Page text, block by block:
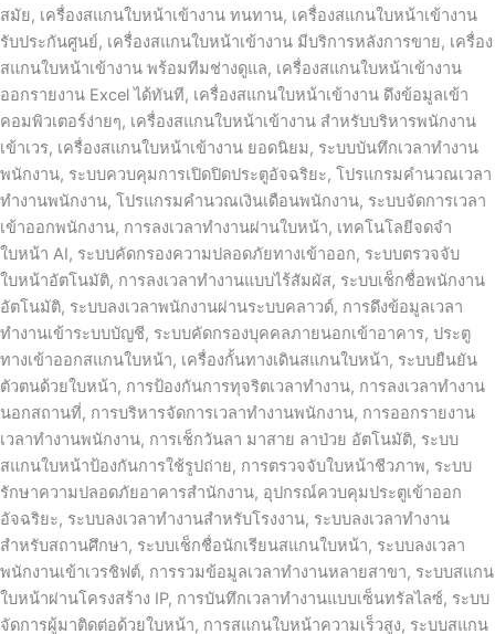
สมัย, เครื่องสแกนใบหน้าเข้างาน ทนทาน, เครื่องสแกนใบหน้าเข้างาน
รับประกันศูนย์, เครื่องสแกนใบหน้าเข้างาน มีบริการหลังการขาย, เครื่อง
สแกนใบหน้าเข้างาน พร้อมทีมช่างดูแล, เครื่องสแกนใบหน้าเข้างาน
ออกรายงาน Excel ได้ทันที, เครื่องสแกนใบหน้าเข้างาน ดึงข้อมูลเข้า
คอมพิวเตอร์ง่ายๆ, เครื่องสแกนใบหน้าเข้างาน สำหรับบริหารพนักงาน
เข้าเวร, เครื่องสแกนใบหน้าเข้างาน ยอดนิยม, ระบบบันทึกเวลาทำงาน
พนักงาน, ระบบควบคุมการเปิดปิดประตูอัจฉริยะ, โปรแกรมคำนวณเวลา
ทำงานพนักงาน, โปรแกรมคำนวณเงินเดือนพนักงาน, ระบบจัดการเวลา
เข้าออกพนักงาน, การลงเวลาทำงานผ่านใบหน้า, เทคโนโลยีจดจำ
ใบหน้า AI, ระบบคัดกรองความปลอดภัยทางเข้าออก, ระบบตรวจจับ
ใบหน้าอัตโนมัติ, การลงเวลาทำงานแบบไร้สัมผัส, ระบบเช็กชื่อพนักงาน
อัตโนมัติ, ระบบลงเวลาพนักงานผ่านระบบคลาวด์, การดึงข้อมูลเวลา
ทำงานเข้าระบบบัญชี, ระบบคัดกรองบุคคลภายนอกเข้าอาคาร, ประตู
ทางเข้าออกสแกนใบหน้า, เครื่องกั้นทางเดินสแกนใบหน้า, ระบบยืนยัน
ตัวตนด้วยใบหน้า, การป้องกันการทุจริตเวลาทำงาน, การลงเวลาทำงาน
นอกสถานที่, การบริหารจัดการเวลาทำงานพนักงาน, การออกรายงาน
เวลาทำงานพนักงาน, การเช็กวันลา มาสาย ลาป่วย อัตโนมัติ, ระบบ
สแกนใบหน้าป้องกันการใช้รูปถ่าย, การตรวจจับใบหน้าชีวภาพ, ระบบ
รักษาความปลอดภัยอาคารสำนักงาน, อุปกรณ์ควบคุมประตูเข้าออก
อัจฉริยะ, ระบบลงเวลาทำงานสำหรับโรงงาน, ระบบลงเวลาทำงาน
สำหรับสถานศึกษา, ระบบเช็กชื่อนักเรียนสแกนใบหน้า, ระบบลงเวลา
พนักงานเข้าเวรชิฟต์, การรวมข้อมูลเวลาทำงานหลายสาขา, ระบบสแกน
ใบหน้าผ่านโครงสร้าง IP, การบันทึกเวลาทำงานแบบเซ็นทรัลไลซ์, ระบบ
จัดการผู้มาติดต่อด้วยใบหน้า, การสแกนใบหน้าความเร็วสูง, ระบบสแกน